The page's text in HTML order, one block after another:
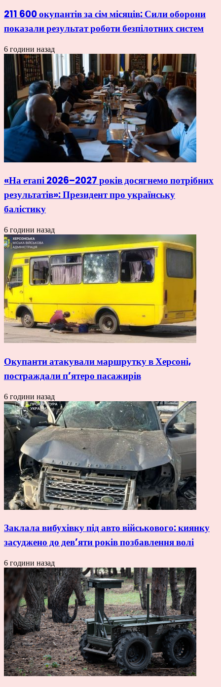
211 600 окупантів за сім місяців: Сили оборони
показали результат роботи безпілотних систем
6 години назад
«На етапі 2026–2027 років досягнемо потрібних
результатів»: Президент про українську
балістику
6 години назад
Окупанти атакували маршрутку в Херсоні,
постраждали п’ятеро пасажирів
6 години назад
Заклала вибухівку під авто військового: киянку
засуджено до дев’яти років позбавлення волі
6 години назад